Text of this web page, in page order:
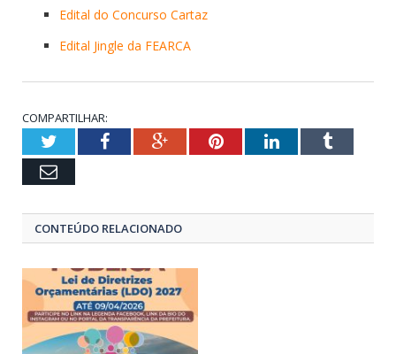
Edital do Concurso Cartaz
Edital Jingle da FEARCA
COMPARTILHAR:
TwitterFacebookGoogle+PinterestLinkedInTumblr
Email
CONTEÚDO RELACIONADO